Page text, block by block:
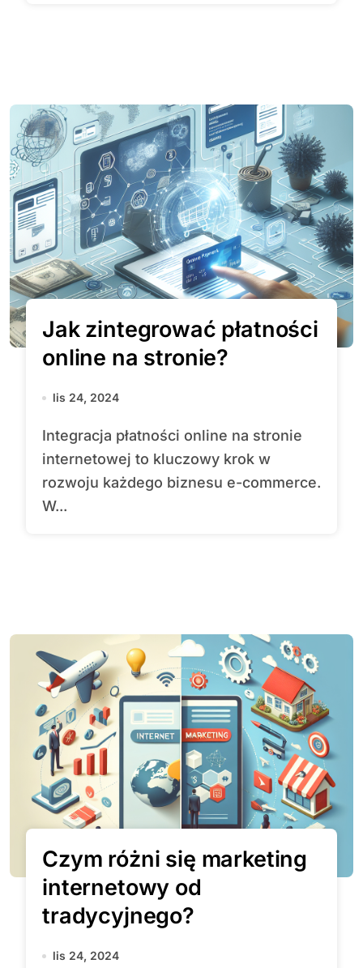
Jak zintegrować płatności
online na stronie?
lis 24, 2024
Integracja płatności online na stronie
internetowej to kluczowy krok w
rozwoju każdego biznesu e-commerce.
W...
Czym różni się marketing
internetowy od
tradycyjnego?
lis 24, 2024